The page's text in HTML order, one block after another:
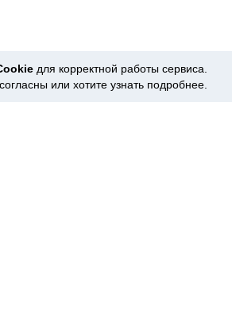
повредится в такой он во время
для корректной работы сервиса.
или хотите узнать подробнее.